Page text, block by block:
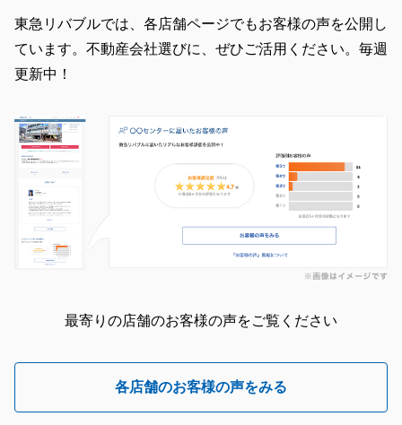
東急リバブルでは、各店舗ページでもお客様の声を公開し
ています。不動産会社選びに、ぜひご活用ください。毎週
更新中！
最寄りの店舗のお客様の声をご覧ください
各店舗のお客様の声をみる